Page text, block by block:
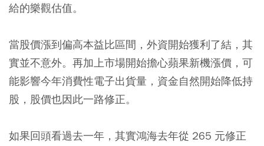
給的樂觀估值。
當股價漲到偏高本益比區間，外資開始獲利了結，其
實並不意外。再加上市場開始擔心蘋果新機漲價，可
能影響今年消費性電子出貨量，資金自然開始降低持
股，股價也因此一路修正。
如果回頭看過去一年，其實鴻海去年從 265 元修正